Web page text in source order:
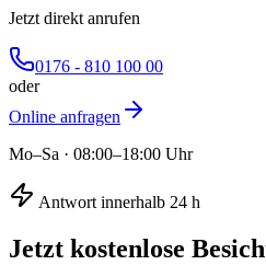
Jetzt direkt anrufen
0176 - 810 100 00
oder
Online anfragen
Mo–Sa · 08:00–18:00 Uhr
Antwort innerhalb 24 h
Jetzt kostenlose